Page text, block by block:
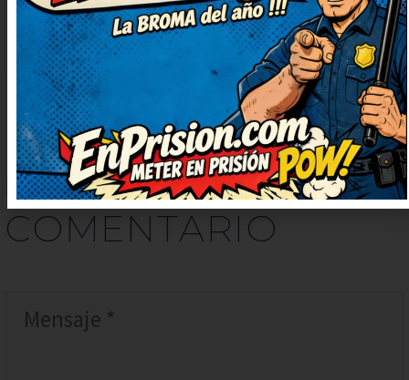
ofender a nadie.
DEJARUN
COMENTARIO